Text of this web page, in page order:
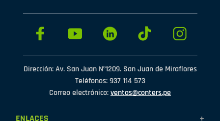
Dirección: Av. San Juan Nº1209. San Juan de Miraflores
Teléfonos: 937 114 573
Correo electrónico:ventas@conters.pe
ENLACES +